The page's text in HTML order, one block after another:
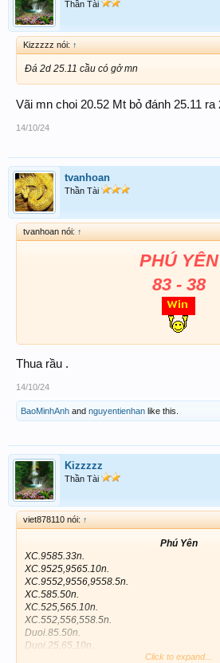
Thần Tài
Kizzzzz nói: ↑
Đá 2d 25.11 cầu có gở mn
Vãi mn choi 20.52 Mt bỏ đánh 25.11
14/10/24
tvanhoan
Thần Tài
tvanhoan nói: ↑
PHÚ YÊN
83 - 38
Thua rầu .
14/10/24
BaoMinhAnh and nguyentienhan like this.
Kizzzzz
Thần Tài
viet878110 nói: ↑
Phú Yên
XC.9585.33n.
XC.9525,9565.10n.
XC.9552,9556,9558.5n.
XC.585.50n.
XC.525,565.10n.
XC.552,556,558.5n.
Duoi.85.50n.
Duoi.25,65.10n.
Click to expand...